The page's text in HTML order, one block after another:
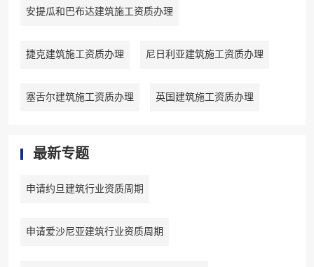
安提瓜和巴布达建筑施工资质办理
捷克建筑施工资质办理 尼日利亚建筑施工资质办理
塞舌尔建筑施工资质办理 英国建筑施工资质办理
最新专题
申请约旦建筑行业资质周期
申请爱沙尼亚建筑行业资质周期